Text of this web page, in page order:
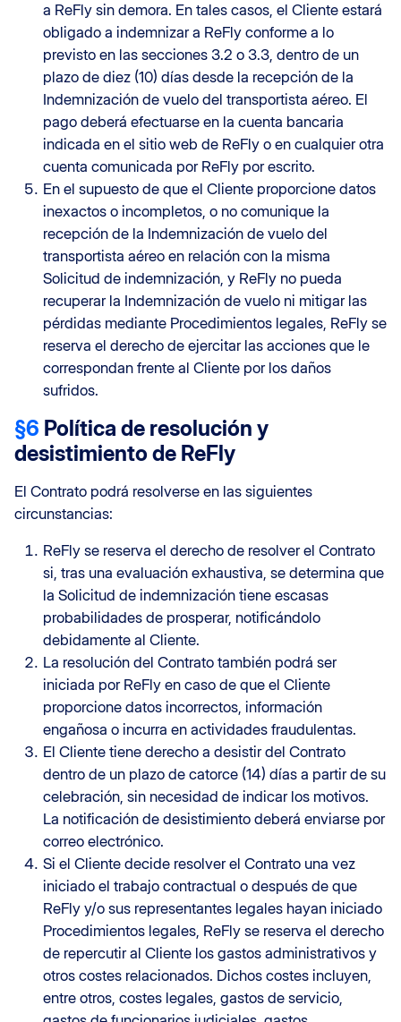
a ReFly sin demora. En tales casos, el Cliente estará
obligado a indemnizar a ReFly conforme a lo
previsto en las secciones 3.2 o 3.3, dentro de un
plazo de diez (10) días desde la recepción de la
Indemnización de vuelo del transportista aéreo. El
pago deberá efectuarse en la cuenta bancaria
indicada en el sitio web de ReFly o en cualquier otra
cuenta comunicada por ReFly por escrito.
En el supuesto de que el Cliente proporcione datos
inexactos o incompletos, o no comunique la
recepción de la Indemnización de vuelo del
transportista aéreo en relación con la misma
Solicitud de indemnización, y ReFly no pueda
recuperar la Indemnización de vuelo ni mitigar las
pérdidas mediante Procedimientos legales, ReFly se
reserva el derecho de ejercitar las acciones que le
correspondan frente al Cliente por los daños
sufridos.
§6 Política de resolución y
desistimiento de ReFly
El Contrato podrá resolverse en las siguientes
circunstancias:
ReFly se reserva el derecho de resolver el Contrato
si, tras una evaluación exhaustiva, se determina que
la Solicitud de indemnización tiene escasas
probabilidades de prosperar, notificándolo
debidamente al Cliente.
La resolución del Contrato también podrá ser
iniciada por ReFly en caso de que el Cliente
proporcione datos incorrectos, información
engañosa o incurra en actividades fraudulentas.
El Cliente tiene derecho a desistir del Contrato
dentro de un plazo de catorce (14) días a partir de su
celebración, sin necesidad de indicar los motivos.
La notificación de desistimiento deberá enviarse por
correo electrónico.
Si el Cliente decide resolver el Contrato una vez
iniciado el trabajo contractual o después de que
ReFly y/o sus representantes legales hayan iniciado
Procedimientos legales, ReFly se reserva el derecho
de repercutir al Cliente los gastos administrativos y
otros costes relacionados. Dichos costes incluyen,
entre otros, costes legales, gastos de servicio,